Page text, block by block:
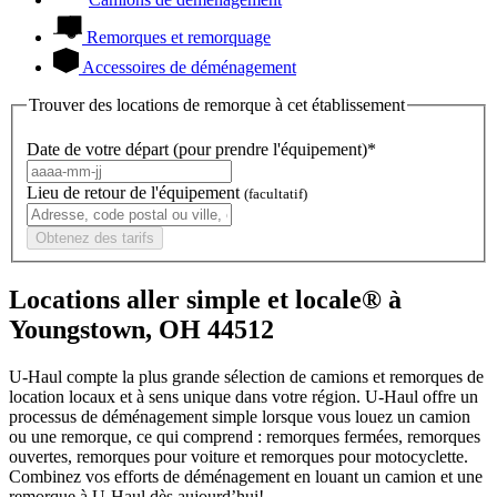
Remorques et remorquage
Accessoires de déménagement
Trouver des locations de remorque à cet établissement
Date de votre départ (pour prendre l'équipement)*
Lieu de retour de l'équipement (facultatif)
Obtenez des tarifs
Locations aller simple et locale® à
Youngstown, OH 44512
U-Haul compte la plus grande sélection de camions et remorques de
location locaux et à sens unique dans votre région. U-Haul offre un
processus de déménagement simple lorsque vous louez un camion
ou une remorque, ce qui comprend : remorques fermées, remorques
ouvertes, remorques pour voiture et remorques pour motocyclette.
Combinez vos efforts de déménagement en louant un camion et une